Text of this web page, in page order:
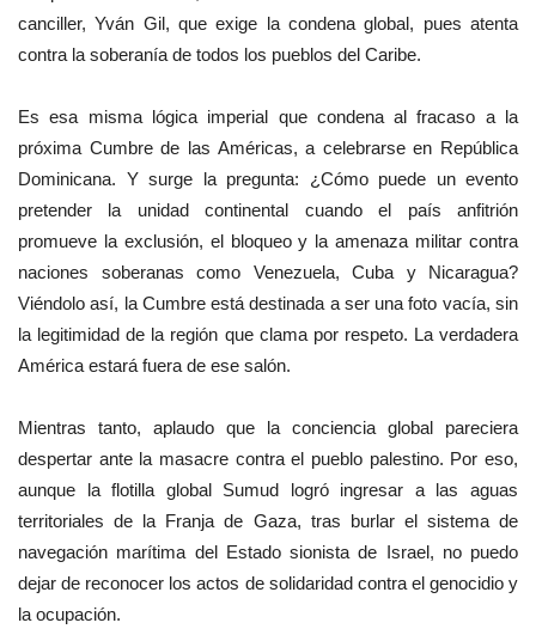
canciller, Yván Gil, que exige la condena global, pues atenta
contra la soberanía de todos los pueblos del Caribe.
Es esa misma lógica imperial que condena al fracaso a la
próxima Cumbre de las Américas, a celebrarse en República
Dominicana. Y surge la pregunta: ¿Cómo puede un evento
pretender la unidad continental cuando el país anfitrión
promueve la exclusión, el bloqueo y la amenaza militar contra
naciones soberanas como Venezuela, Cuba y Nicaragua?
Viéndolo así, la Cumbre está destinada a ser una foto vacía, sin
la legitimidad de la región que clama por respeto. La verdadera
América estará fuera de ese salón.
Mientras tanto, aplaudo que la conciencia global pareciera
despertar ante la masacre contra el pueblo palestino. Por eso,
aunque la flotilla global Sumud logró ingresar a las aguas
territoriales de la Franja de Gaza, tras burlar el sistema de
navegación marítima del Estado sionista de Israel, no puedo
dejar de reconocer los actos de solidaridad contra el genocidio y
la ocupación.